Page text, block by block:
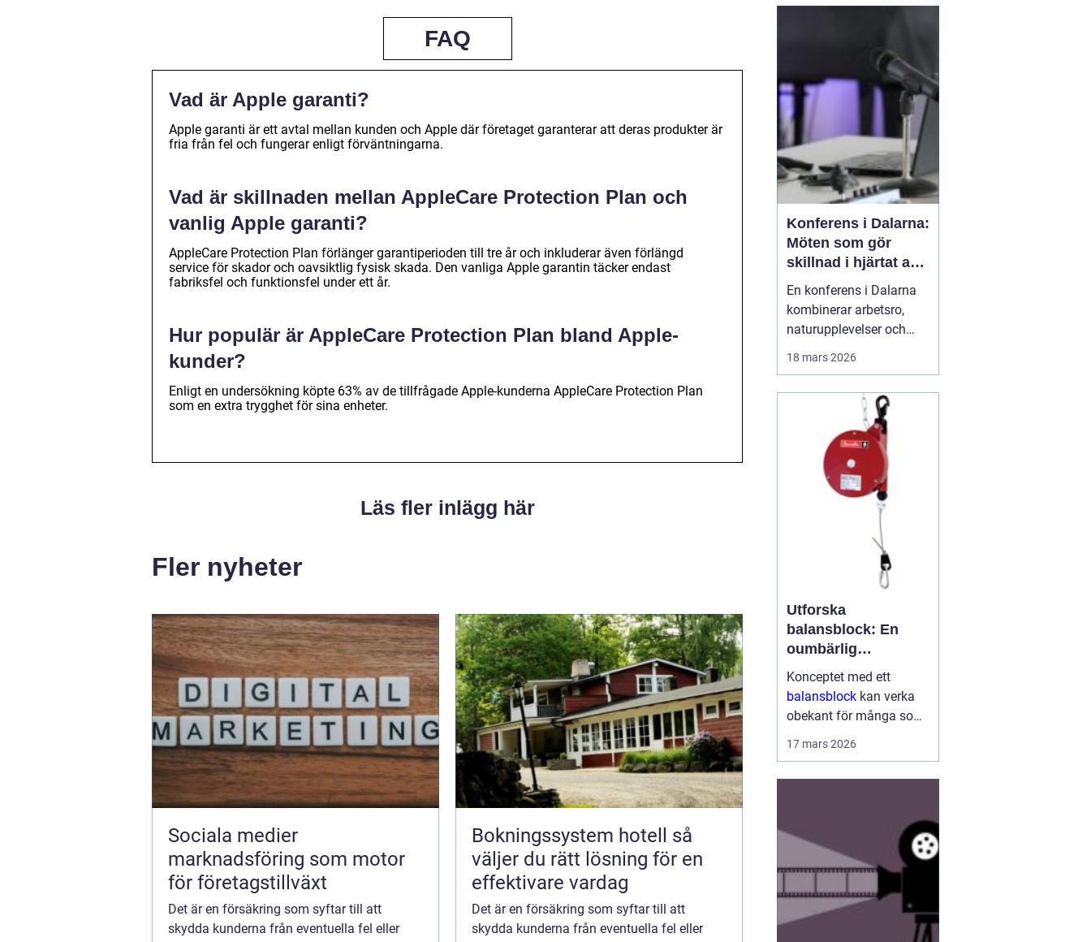
FAQ
Vad är Apple garanti?
Apple garanti är ett avtal mellan kunden och Apple där företaget garanterar att deras produkter är
fria från fel och fungerar enligt förväntningarna.
Vad är skillnaden mellan AppleCare Protection Plan och
vanlig Apple garanti?
AppleCare Protection Plan förlänger garantiperioden till tre år och inkluderar även förlängd
service för skador och oavsiktlig fysisk skada. Den vanliga Apple garantin täcker endast
fabriksfel och funktionsfel under ett år.
Hur populär är AppleCare Protection Plan bland Apple-
kunder?
Enligt en undersökning köpte 63% av de tillfrågade Apple-kunderna AppleCare Protection Plan
som en extra trygghet för sina enheter.
Läs fler inlägg här
Fler nyheter
Sociala medier
marknadsföring som motor
för företagstillväxt
Det är en försäkring som syftar till att
skydda kunderna från eventuella fel eller
Bokningssystem hotell så
väljer du rätt lösning för en
effektivare vardag
Det är en försäkring som syftar till att
skydda kunderna från eventuella fel eller
många att se över sin
telefoni, men
förändringen öppnar
också för smart...
Konferens i Dalarna:
Möten som gör
skillnad i hjärtat av
sverige
En konferens i Dalarna
kombinerar arbetsro,
naturupplevelser och
Regionen erbjuder en
tydlig paus från
vardagens tempo, utan
att ge avkall p&ari...
18 mars 2026
Utforska
balansblock: En
oumbärlig
komponent i
industrin
Konceptet med ett
balansblock kan verka
obekant för många som
17 mars 2026